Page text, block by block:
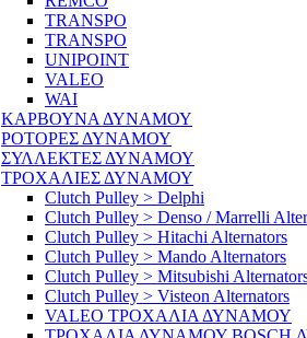
TRANSPO
TRANSPO
UNIPOINT
VALEO
WAI
ΚΑΡΒΟΥΝΑ ΔΥΝΑΜΟΥ
ΡΟΤΟΡΕΣ ΔΥΝΑΜΟΥ
ΣΥΛΛΕΚΤΕΣ ΔΥΝΑΜΟΥ
ΤΡΟΧΑΛΙΕΣ ΔΥΝΑΜΟΥ
Clutch Pulley > Delphi
Clutch Pulley > Denso / Marrelli
Clutch Pulley > Hitachi Alternators
Clutch Pulley > Mando Alternators
Clutch Pulley > Mitsubishi
Clutch Pulley > Visteon Alternators
VALEO ΤΡΟΧΑΛΙΑ ΔΥΝΑΜΟΥ